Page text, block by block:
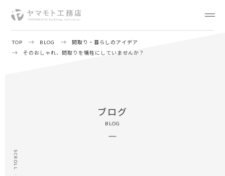
TOP BLOG
間取り・暮らしのアイデア
そのおしゃれ、間取りを犠牲にしていませんか？
SCROLL
ブログ
BLOG